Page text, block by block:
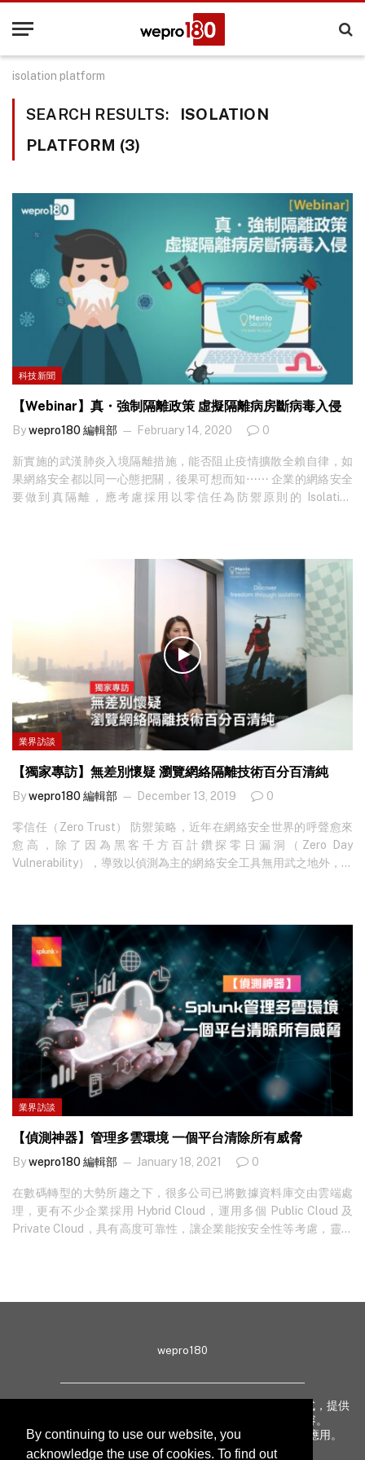
By continuing to use our website, you
acknowledge the use of cookies. To find out
isolation platform
SEARCH RESULTS:
ISOLATION
PLATFORM (3)
科技新聞
【Webinar】真・強制隔離政策 虛擬隔離病房斷病毒入侵
Bywepro180 編輯部 February 14, 2020 0
新實施的武漢肺炎入境隔離措施，能否阻止疫情擴散全賴自律，如
果網絡安全都以同一心態把關，後果可想而知⋯⋯ 企業的網絡安全
要做到真隔離，應考慮採用以零信任為防禦原則的 Isolation
如何防止員工電腦在公司網絡的安全傘外，受到黑客攻擊，同時示
範何謂真正的無縫隔離平台技術。研討會將以廣東話為主進行，各
位網絡安全同業切勿錯過。 日期：2020年2月21日（五） 時間：
3pm至4pm 網上留位：http://bit.ly/2UCuMTt
業界訪談
【獨家專訪】無差別懷疑 瀏覽網絡隔離技術百分百清純
Bywepro180 編輯部 December 13, 2019 0
零信任（Zero Trust） 防禦策略，近年在網絡安全世界的呼聲愈來
愈高，除了因為黑客千方百計鑽探零日漏洞（Zero Day
Vulnerability），導致以偵測為主的網絡安全工具無用武之地外，還
理者投入大量資源聘用網絡安全專材、購置安全產品，以及為員工
培訓，令企業的安全框架符合各種國際認證標準，但網絡安全事故
依然從未停止。Menlo Security 大中華區總監徐伊芬（Yvonne）指
出，「從事網絡安全服務多年，業界亦推出過不少產品，例如早期
的 antivirus，到其後的 IPS（Intrusion Prevention…
業界訪談
【偵測神器】管理多雲環境 一個平台清除所有威脅
Bywepro180 編輯部 January 18, 2021 0
在數碼轉型的大勢所趨之下，很多公司已將數據資料庫交由雲端處
理，更有不少企業採用 Hybrid Cloud，運用多個 Public Cloud 及
Private Cloud，具有高度可靠性，讓企業能按安全性等考慮，靈活
Cloud 時，企業最大的困擾必然是兼容性問題，例如最多企業使用
wepro180
wepro180 由 IT 業界專家組成，以生動有趣、深入淺出方式，提供
最新 IT 動態、趨勢、技術、行業熱話、專題報導等內容。
致力提升亞太地區科技知識及網絡安全意識，促進新技術應用。